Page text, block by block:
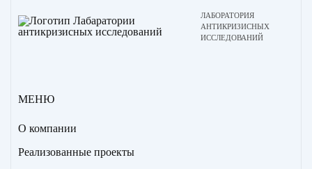
ЛАБОРАТОРИЯ
АНТИКРИЗИСНЫХ
ИССЛЕДОВАНИЙ
МЕНЮ
О компании
Реализованные проекты